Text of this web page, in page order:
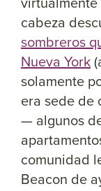
cabeza
sombreros
Nueva York
solamente
era sede de
— algunos
comunidad
Beacon de